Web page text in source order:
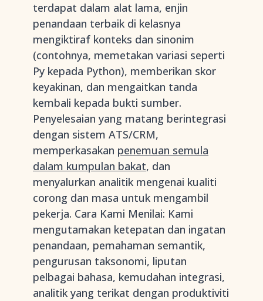
terdapat dalam alat lama, enjin
penandaan terbaik di kelasnya
mengiktiraf konteks dan sinonim
(contohnya, memetakan variasi seperti
Py kepada Python), memberikan skor
keyakinan, dan mengaitkan tanda
kembali kepada bukti sumber.
Penyelesaian yang matang berintegrasi
dengan sistem ATS/CRM,
memperkasakan penemuan semula
dalam kumpulan bakat, dan
menyalurkan analitik mengenai kualiti
corong dan masa untuk mengambil
pekerja. Cara Kami Menilai: Kami
mengutamakan ketepatan dan ingatan
penandaan, pemahaman semantik,
pengurusan taksonomi, liputan
pelbagai bahasa, kemudahan integrasi,
analitik yang terikat dengan produktiviti